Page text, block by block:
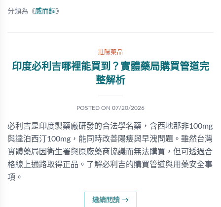
分類為《威而鋼 》
壯陽藥品
印度必利吉哪裡能買到？實體藥局購買管道完
整解析
POSTED ON 07/20/2026
必利吉是印度製藥廠研發的合法學名藥，含西地那非100mg
與達泊西汀100mg，能同時改善陽痿與早洩問題。雖然台灣
實體藥局因衛生署與原廠藥商協議而無法購買，但可透過合
格線上通路取得正品。了解必利吉的購買管道與用藥安全事
項。
繼續閱讀 →